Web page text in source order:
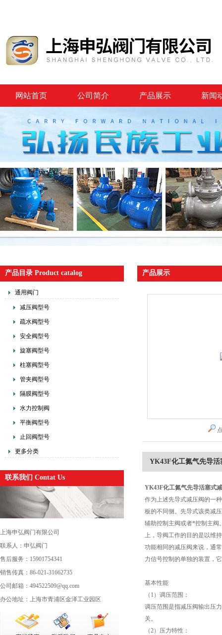
网站首页 公司简介 产品展示 新闻
产品目录 Product catalog
通用阀门
减压阀型号
疏水阀型号
安全阀型号
旋塞阀型号
柱塞阀型号
管夹阀型号
隔膜阀型号
水力控制阀
平衡阀型号
止回阀型号
更多分类
联系我们 Contat Us
上海申弘阀门有限公司
联系人：申弘阀门
售后服务：15901754341
销售传真：86-021-31662735
公司邮箱：494522509@qq.com
办公地址：上海市青浦区金泽工业园区
产品展示
YK43F化工氮气先导活
YK43F化工氮气先导活塞式
作为上述先导式减压阀的一
板的不同侧。先导式该类减
辅助控制主阀或者*控制主阀
上，导阀工作的目的是以维
功能相同的减压阀来说，通
力信号控制的单独的装置，
基本性能
（1）调压范围：
调压范围是指减压阀输出压
关。
（2）压力特性：